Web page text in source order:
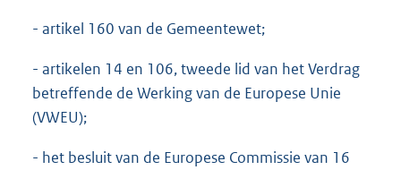
- artikel 160 van de Gemeentewet;
- artikelen 14 en 106, tweede lid van het Verdrag
betreffende de Werking van de Europese Unie
(VWEU);
- het besluit van de Europese Commissie van 16